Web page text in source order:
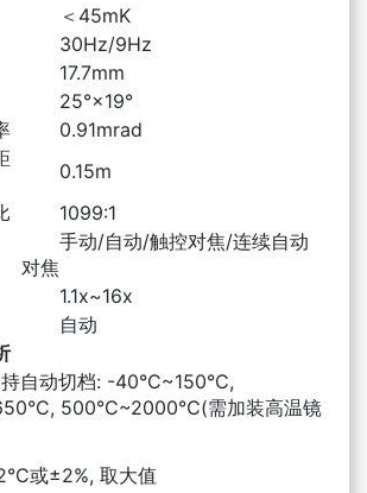
＜45mK
30Hz/9Hz
17.7mm
25°×19°
0.91mrad
0.15m
1099:1
手动/自动/触控对焦/连续自动
对焦
1.1x~16x
自动
自动切档: -40°C~150°C,
500°C~2000℃(需加装高温镜
或±2%, 取大值